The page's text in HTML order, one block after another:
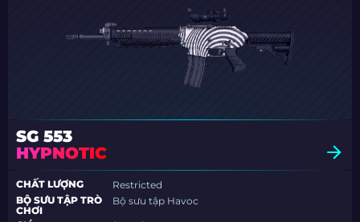
SG 553
HYPNOTIC
CHẤT LƯỢNG
Restricted
BỘ SƯU TẬP TRÒ
CHƠI
Bộ sưu tập Havoc